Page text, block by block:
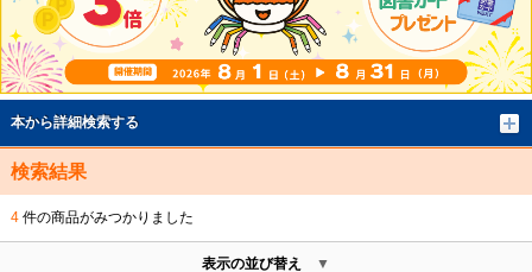
本から詳細検索する
検索結果
4件の商品がみつかりました
表示の並び替え